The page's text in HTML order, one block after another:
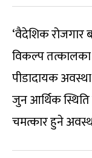
‘वैदेशिक रोजगार
विकल्प
पीडादायक
जुन आर्थिक
चमत्कार हुने